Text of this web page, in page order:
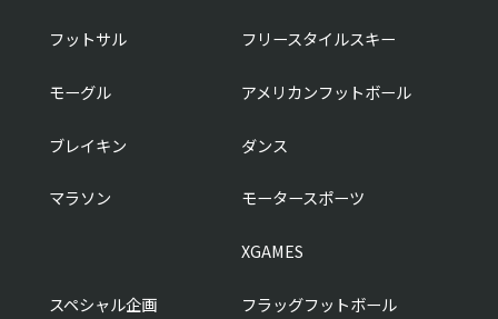
フットサル フリースタイルスキー
モーグル アメリカンフットボール
ブレイキン ダンス
マラソン モータースポーツ
XGAMES
スペシャル企画 フラッグフットボール